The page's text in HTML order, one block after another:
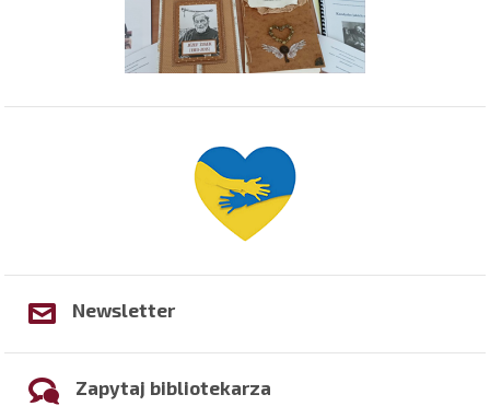
Newsletter
Zapytaj bibliotekarza